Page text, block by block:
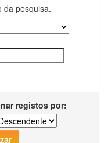
da pesquisa.
registos por: